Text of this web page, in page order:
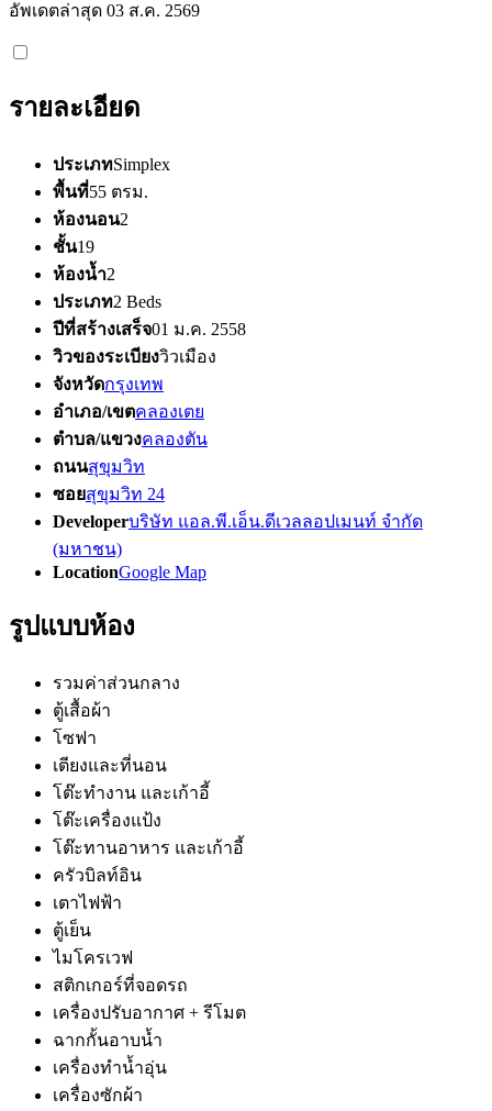
อัพเดตล่าสุด 03 ส.ค. 2569
รายละเอียด
ประเภทSimplex
พื้นที่55 ตรม.
ห้องนอน2
ชั้น19
ห้องน้ำ2
ประเภท2 Beds
ปีที่สร้างเสร็จ01 ม.ค. 2558
วิวของระเบียงวิวเมือง
จังหวัดกรุงเทพ
อำเภอ/เขตคลองเตย
ตำบล/แขวงคลองตัน
ถนนสุขุมวิท
ซอยสุขุมวิท 24
Developerบริษัท แอล.พี.เอ็น.ดีเวลลอปเมนท์ จำกัด
(มหาชน)
LocationGoogle Map
รูปแบบห้อง
รวมค่าส่วนกลาง
ตู้เสื้อผ้า
โซฟา
เตียงและที่นอน
โต๊ะทำงาน และเก้าอี้
โต๊ะเครื่องแป้ง
โต๊ะทานอาหาร และเก้าอี้
ครัวบิลท์อิน
เตาไฟฟ้า
ตู้เย็น
ไมโครเวฟ
สติกเกอร์ที่จอดรถ
เครื่องปรับอากาศ + รีโมต
ฉากกั้นอาบน้ำ
เครื่องทำน้ำอุ่น
เครื่องซักผ้า